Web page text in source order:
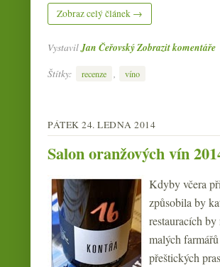
Zobraz celý článek →
VystavilJan ČeřovskýZobrazit komentáře
Štítky:
recenze , víno
PÁTEK 24. LEDNA 2014
Salon oranžových vín
Kdyby včera
způsobila by
restauracích
malých
přeštických